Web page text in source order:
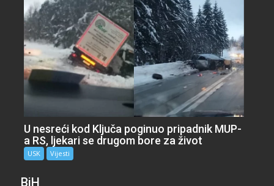
U nesreći kod Ključa poginuo pripadnik MUP-
a RS, ljekari se drugom bore za život
USK Vijesti
BiH